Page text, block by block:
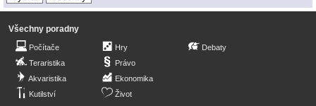
Všechny poradny
Počítače
Teraristika
Akvaristika
Kutilství
Hry
Právo
Ekonomika
Život
Debaty